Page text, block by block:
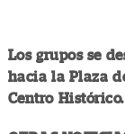
Los grupos se
hacia la Plaza
Centro Histórico.